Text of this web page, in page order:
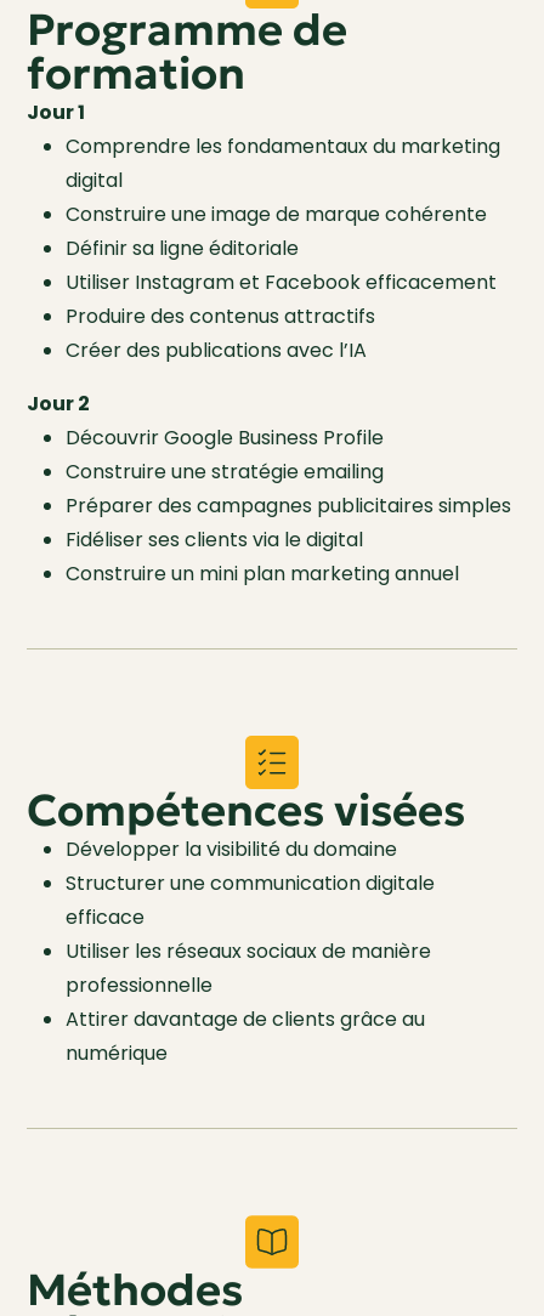
Programme de
formation
Jour 1
Comprendre les fondamentaux du marketing
digital
Construire une image de marque cohérente
Définir sa ligne éditoriale
Utiliser Instagram et Facebook efficacement
Produire des contenus attractifs
Créer des publications avec l’IA
Jour 2
Découvrir Google Business Profile
Construire une stratégie emailing
Préparer des campagnes publicitaires simples
Fidéliser ses clients via le digital
Construire un mini plan marketing annuel
Compétences visées
Développer la visibilité du domaine
Structurer une communication digitale
efficace
Utiliser les réseaux sociaux de manière
professionnelle
Attirer davantage de clients grâce au
numérique
Méthodes